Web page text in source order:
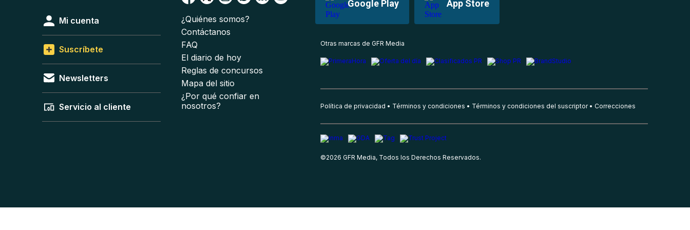
Google Play App Store
Mi cuenta
Suscríbete
Newsletters
Servicio al cliente
¿Quiénes somos?
Contáctanos
FAQ
El diario de hoy
Reglas de concursos
Mapa del sitio
¿Por qué confiar en
nosotros?
Otras marcas de GFR Media
Política de privacidad Términos y condiciones Términos y condiciones del suscriptor Correcciones
©2026 GFR Media, Todos los Derechos Reservados.